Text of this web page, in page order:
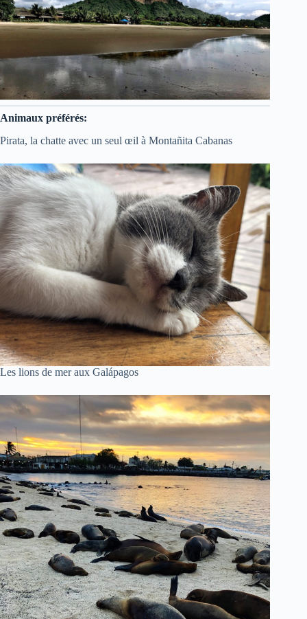
Animaux préférés:
Pirata, la chatte avec un seul œil à Montañita Cabanas
Les lions de mer aux Galápagos